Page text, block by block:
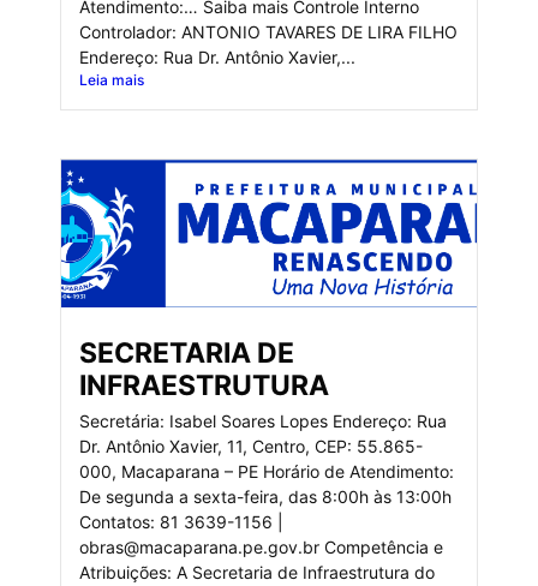
Atendimento:… Saiba mais Controle Interno
Controlador: ANTONIO TAVARES DE LIRA FILHO
Endereço: Rua Dr. Antônio Xavier,...
Leia mais
SECRETARIA DE
INFRAESTRUTURA
Secretária: Isabel Soares Lopes Endereço: Rua
Dr. Antônio Xavier, 11, Centro, CEP: 55.865-
000, Macaparana – PE Horário de Atendimento:
De segunda a sexta-feira, das 8:00h às 13:00h
Contatos: 81 3639-1156 |
obras@macaparana.pe.gov.br Competência e
Atribuições: A Secretaria de Infraestrutura do